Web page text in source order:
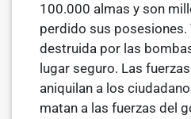
100.000 almas y son
perdido sus posesiones.
destruida por las
lugar seguro. Las
aniquilan a los
matan a las fuerzas del